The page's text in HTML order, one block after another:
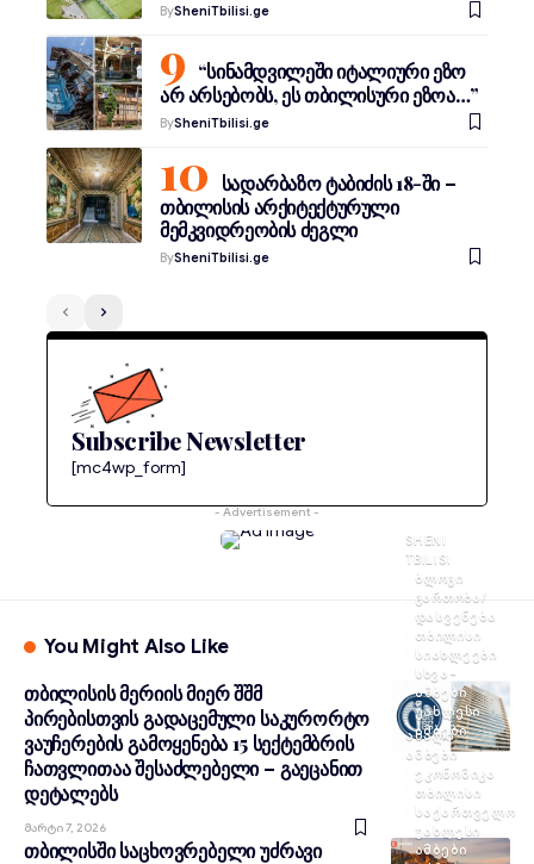
BySheniTbilisi.ge
“სინამდვილეში იტალიური ეზო
არ არსებობს, ეს თბილისური ეზოა…”
BySheniTbilisi.ge
სადარბაზო ტაბიძის 18-ში –
თბილისის არქიტექტურული
მემკვიდრეობის ძეგლი
BySheniTbilisi.ge
Subscribe Newsletter
[mc4wp_form]
- Advertisement -
You Might Also Like
SHENI
TBILISI
ᲑᲚᲝᲒᲘ
ᲒᲐᲠᲗᲝᲑᲐ/
ᲓᲐᲡᲕᲔᲜᲔᲑᲐ
ᲗᲑᲘᲚᲘᲡᲘ
ᲡᲘᲐᲮᲚᲔᲔᲑᲘ
ᲡᲮᲕᲐ-
ᲐᲛᲑᲔᲑᲘ
ᲣᲐᲮᲚᲔᲡᲘ
ᲐᲛᲑᲔᲑᲘ
თბილისის მერიის მიერ შშმ
პირებისთვის გადაცემული საკურორტო
ვაუჩერების გამოყენება 15 სექტემბრის
ჩათვლითაა შესაძლებელი – გაეცანით
დეტალებს
Მარტი 7, 2026
ᲐᲮᲐᲚᲘ
ᲐᲛᲑᲔᲑᲘ
ᲔᲙᲝᲜᲝᲛᲘᲙᲐ
ᲗᲑᲘᲚᲘᲡᲘ
ᲡᲐᲥᲐᲠᲗᲕᲔᲚᲝ
ᲣᲐᲮᲚᲔᲡᲘ
ᲐᲛᲑᲔᲑᲘ
თბილისში საცხოვრებელი უძრავი